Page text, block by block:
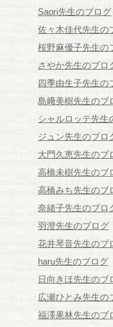
Saori先生のブログ
佐々木佳代先生の
桜野麻優子先生の
さやか先生のブロ
四季由生子先生の
島﨑美樹先生のブ
シャルロッテ先生
ジュン先生のブロ
大門久恵先生のブ
高橋未樹先生のブ
高橋みち先生のブ
奈緒子先生のブロ
羽澄先生のブログ
花井琴音先生のブ
haru先生のブログ
日向きほ先生のブ
広瀬ひとみ先生の
福澤果林先生のブ